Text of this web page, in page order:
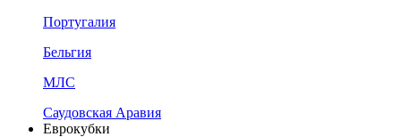
Португалия
Бельгия
МЛС
Саудовская Аравия
Еврокубки